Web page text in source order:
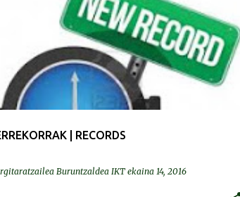
| RECORDS
Buruntzaldea IKT ekaina 14, 2016
ERREKORRAK | RECORDS